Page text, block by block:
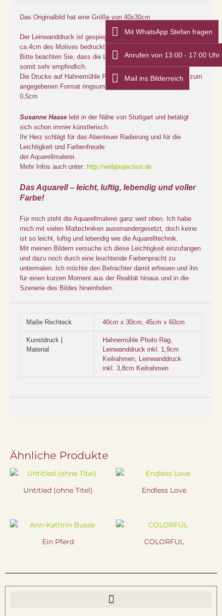
Das Originalbild hat eine Größe von 40x30cm
Der Leinwanddruck ist gespiegelt (der Rand ist mit den letzten
ca.4cm des Motives bedruckt)
Bitte beachten Sie, dass die Leinwand nicht gefirnisst ist und
somit sehr empfindlich.
Die Drucke auf Hahnemühle Photo Rag Papier haben zzgl. zum
angegebenen Format ringsum einen weißen Rand von ca.
0,5cm
Susanne Haase lebt in der Nähe von Stuttgart und betätigt
sich schon immer künstlerisch.
Ihr Herz schlägt für das Abenteuer Radierung und für die
Leichtigkeit und Farbenfreude
der Aquarellmalerei.
Mehr Infos auch unter: http://webprojection.de
Das Aquarell – leicht, luftig, lebendig und voller
Farbe!
Für mich steht die Aquarellmalerei ganz weit oben. Ich habe
mich mit vielen Maltechniken auseinandergesetzt, doch keine
ist so leicht, luftig und lebendig wie die Aquarelltechnik.
Mit meinen Bildern versuche ich diese Leichtigkeit einzufangen
und dazu noch durch eine leuchtende Farbenpracht zu
untermalen. Ich möchte den Betrachter damit erfreuen und ihn
für einen kurzen Moment aus der Realität hinaus und in die
Szenerie des Bildes hineinholen.
Maße Rechteck 40cm x 30cm, 45cm x 60cm
Kunstdruck |
Material
Hahnemühle Photo Rag,
Leinwanddruck inkl. 1,9cm
Keilrahmen, Leinwanddruck
inkl. 3,8cm Keilrahmen
Ähnliche Produkte
Untitled (ohne Titel) Endless Love
Ein Pferd COLORFUL
Mit WhatsApp Stefan fragen
Anrufen von 13:00 - 17:00 Uhr
Mail ins Bilderreich